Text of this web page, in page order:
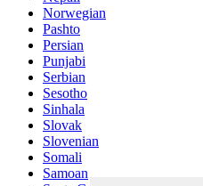
Norwegian
Pashto
Persian
Punjabi
Serbian
Sesotho
Sinhala
Slovak
Slovenian
Somali
Samoan